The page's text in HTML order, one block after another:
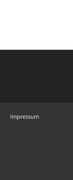
Impressum